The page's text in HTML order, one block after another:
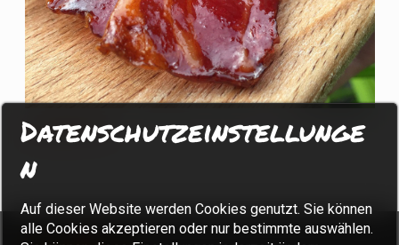
Candy Bacon
Datenschutzeinstellunge
n
Auf dieser Website werden Cookies genutzt. Sie können
alle Cookies akzeptieren oder nur bestimmte auswählen.